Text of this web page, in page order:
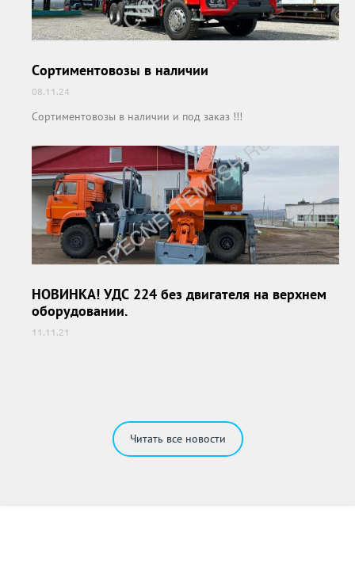
Сортиментовозы в наличии
08.11.24
Сортиментовозы в наличии и под заказ !!!
НОВИНКА! УДС 224 без двигателя на верхнем
оборудовании.
11.11.21
НОВИНКА! УДС 224 без двигателя на верхнем
оборудовании.
Читать все новости